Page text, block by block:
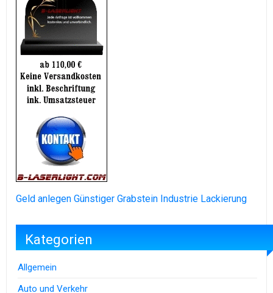
Geld anlegen Günstiger Grabstein Industrie Lackierung
Kategorien
Allgemein
Auto und Verkehr